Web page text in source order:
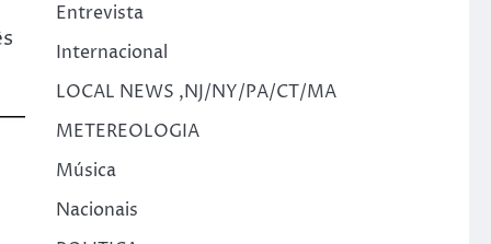
Entrevista
Internacional
LOCAL NEWS ,NJ/NY/PA/CT/MA
METEREOLOGIA
Música
Nacionais